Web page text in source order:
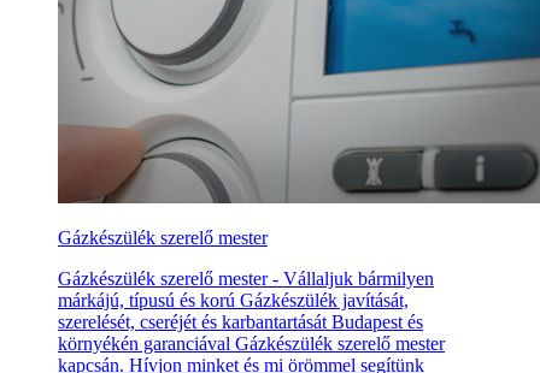
Gázkészülék szerelő mester
Gázkészülék szerelő mester - Vállaljuk bármilyen
márkájú, típusú és korú Gázkészülék javítását,
szerelését, cseréjét és karbantartását Budapest és
környékén garanciával Gázkészülék szerelő mester
kapcsán. Hívjon minket és mi örömmel segítünk